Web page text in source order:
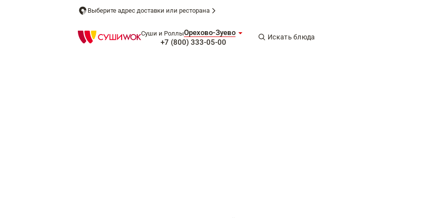
Выберите адрес доставки или ресторана
Суши и РоллыОрехово-Зуево
+7 (800) 333-05-00
Искать блюда